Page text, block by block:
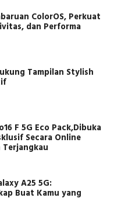
ColorOS, Perkuat
dan Performa
Tampilan Stylish
F 5G Eco Pack,Dibuka
Secara Online
Terjangkau
A25 5G:
Buat Kamu yang